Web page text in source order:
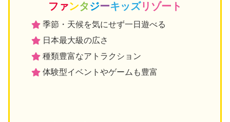
ファンタジーキッズリゾート
季節・天候を気にせず一日遊べる
日本最大級の広さ
種類豊富なアトラクション
体験型イベントやゲームも豊富